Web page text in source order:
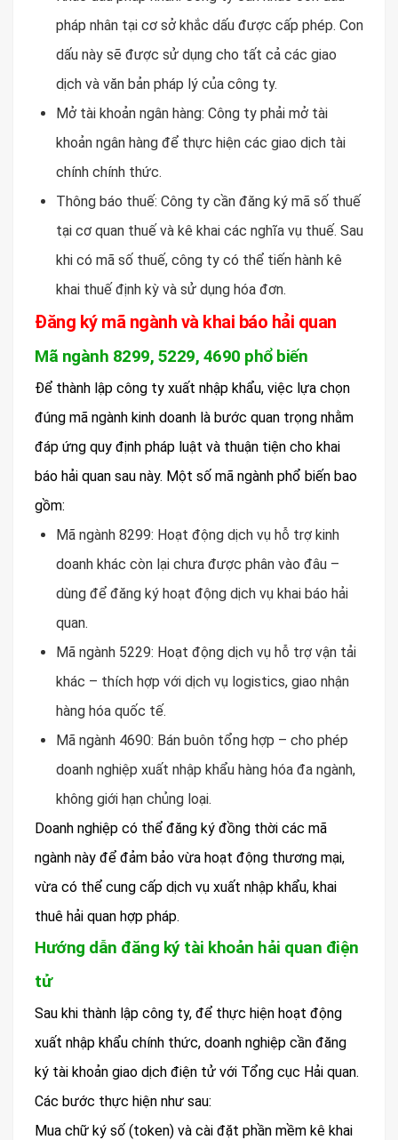
pháp nhân tại cơ sở khắc dấu được cấp phép. Con
dấu này sẽ được sử dụng cho tất cả các giao
dịch và văn bản pháp lý của công ty.
Mở tài khoản ngân hàng: Công ty phải mở tài
khoản ngân hàng để thực hiện các giao dịch tài
chính chính thức.
Thông báo thuế: Công ty cần đăng ký mã số thuế
tại cơ quan thuế và kê khai các nghĩa vụ thuế. Sau
khi có mã số thuế, công ty có thể tiến hành kê
khai thuế định kỳ và sử dụng hóa đơn.
Đăng ký mã ngành và khai báo hải quan
Mã ngành 8299, 5229, 4690 phổ biến
Để thành lập công ty xuất nhập khẩu, việc lựa chọn
đúng mã ngành kinh doanh là bước quan trọng nhằm
đáp ứng quy định pháp luật và thuận tiện cho khai
báo hải quan sau này. Một số mã ngành phổ biến bao
gồm:
Mã ngành 8299: Hoạt động dịch vụ hỗ trợ kinh
doanh khác còn lại chưa được phân vào đâu –
dùng để đăng ký hoạt động dịch vụ khai báo hải
quan.
Mã ngành 5229: Hoạt động dịch vụ hỗ trợ vận tải
khác – thích hợp với dịch vụ logistics, giao nhận
hàng hóa quốc tế.
Mã ngành 4690: Bán buôn tổng hợp – cho phép
doanh nghiệp xuất nhập khẩu hàng hóa đa ngành,
không giới hạn chủng loại.
Doanh nghiệp có thể đăng ký đồng thời các mã
ngành này để đảm bảo vừa hoạt động thương mại,
vừa có thể cung cấp dịch vụ xuất nhập khẩu, khai
thuê hải quan hợp pháp.
Hướng dẫn đăng ký tài khoản hải quan điện
tử
Sau khi thành lập công ty, để thực hiện hoạt động
xuất nhập khẩu chính thức, doanh nghiệp cần đăng
ký tài khoản giao dịch điện tử với Tổng cục Hải quan.
Các bước thực hiện như sau:
Mua chữ ký số (token) và cài đặt phần mềm kê khai